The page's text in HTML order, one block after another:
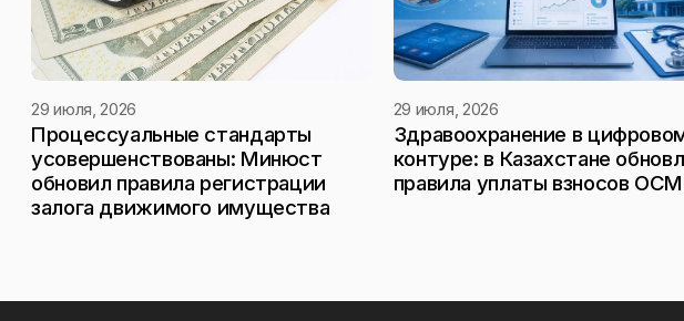
29 июля, 2026
Процессуальные стандарты
усовершенствованы: Минюст
обновил правила регистрации
залога движимого имущества
29 июля, 2026
Здравоохранение в
контуре: в Казахстане
правила уплаты взносов